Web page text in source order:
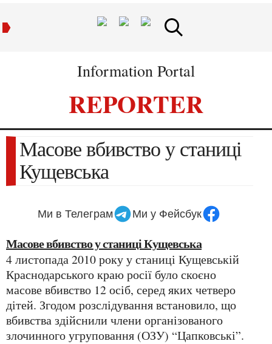
Information Portal
REPORTER
Масове вбивство у станиці
Кущевська
Ми в Телеграм Ми у Фейсбук
Масове вбивство у станиці Кущевська
4 листопада 2010 року у станиці Кущевській
Краснодарського краю росії було скоєно
масове вбивство 12 осіб, серед яких четверо
дітей. Згодом розслідування встановило, що
вбивства здійснили члени організованого
злочинного угруповання (ОЗУ) “Цапковські”.